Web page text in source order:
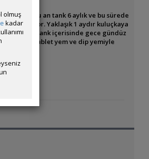
şu an tank 6 aylık ve bu sürede
inmiyor. Yaklaşık 1 aydır kuluçkaya
durum yok tank içerisinde gece gündüz
tablet yem ve dip yemiyle
olmuş
kadar